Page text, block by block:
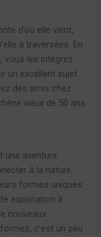
d’où elle vient,
a traversées. En
vous les intégrez
un excellent sujet
des amis chez
vieux de 50 ans
une aventure.
à la nature.
formes uniques
exploration à
nouveaux
c’est un peu